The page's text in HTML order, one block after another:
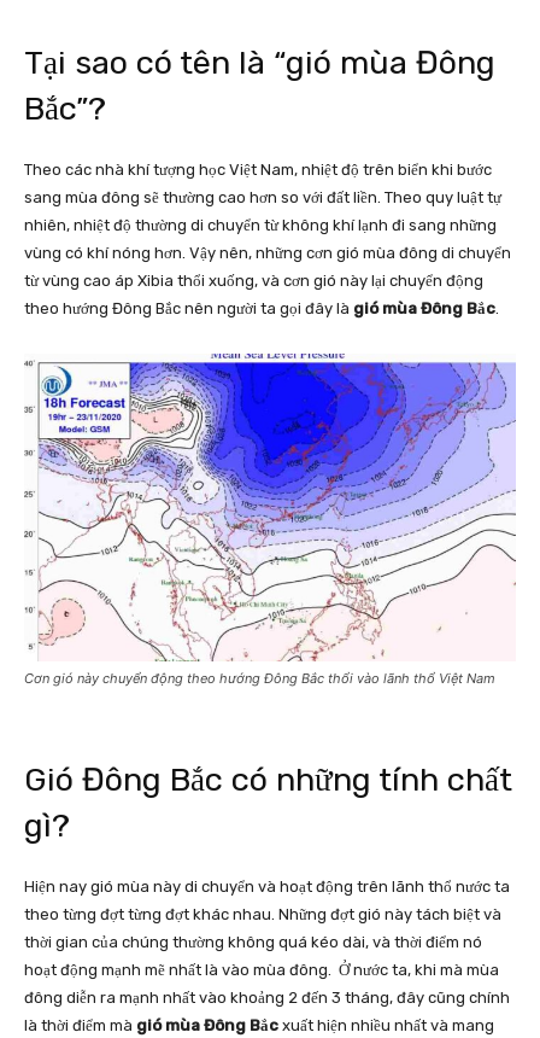
Tại sao có tên là “gió mùa Đông
Bắc”?
Theo các nhà khí tượng học Việt Nam, nhiệt độ trên biển khi bước
sang mùa đông sẽ thường cao hơn so với đất liền. Theo quy luật tự
nhiên, nhiệt độ thường di chuyển từ không khí lạnh đi sang những
vùng có khí nóng hơn. Vậy nên, những cơn gió mùa đông di chuyển
từ vùng cao áp Xibia thổi xuống, và cơn gió này lại chuyển động
theo hướng Đông Bắc nên người ta gọi đây là gió mùa Đông Bắc
Cơn gió này chuyển động theo hướng Đông Bắc thổi vào lãnh thổ Việt Nam
Gió Đông Bắc có những tính chất
gì?
Hiện nay gió mùa này di chuyển và hoạt động trên lãnh thổ nước ta
theo từng đợt từng đợt khác nhau. Những đợt gió này tách biệt và
thời gian của chúng thường không quá kéo dài, và thời điểm nó
hoạt động mạnh mẽ nhất là vào mùa đông. Ở nước ta, khi mà mùa
đông diễn ra mạnh nhất vào khoảng 2 đến 3 tháng, đây cũng chính
là thời điểm mà gió mùa Đông Bắc xuất hiện nhiều nhất và mang